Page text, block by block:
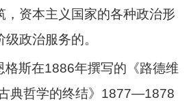
，资本主义国家的各种政治形
政治服务的。
格斯在1886年撰写的《路德维
典哲学的终结》 1877―1878